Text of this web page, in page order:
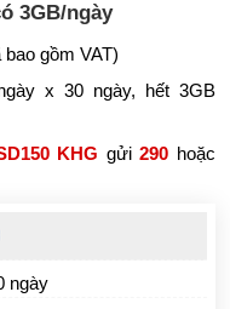
3GB/ngày
gồm VAT)
x 30 ngày, hết 3GB
KHG gửi290 hoặc
ngày